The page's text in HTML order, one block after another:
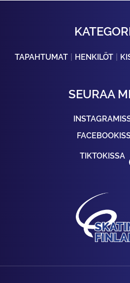
TAPAHTUMAT HENKILÖT
SEURAA
TIKTOKISSA